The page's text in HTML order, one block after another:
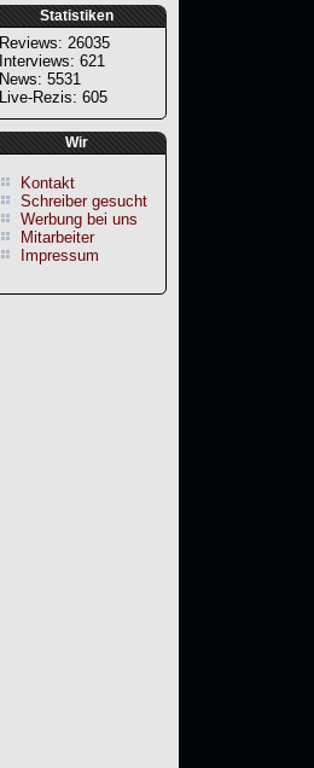
Statistiken
Reviews: 26035
Interviews: 621
News: 5531
Live-Rezis: 605
Wir
Kontakt
Schreiber gesucht
Werbung bei uns
Mitarbeiter
Impressum